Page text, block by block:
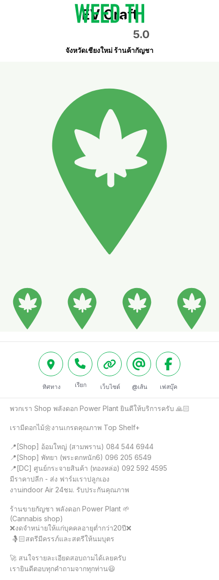
EV Craft
5.0
จังหวัดเชียงใหม่ ร้านค้ากัญชา
ทิศทาง เรียก เว็บไซต์ @เส้น เฟสบุ๊ค
พวกเรา Shop พลังดอก Power Plant ยินดีให้บริการครับ 🙏🏻
เรามีดอกไม้🌼งานเกรดคุณภาพ Top Shelf+
📍[Shop] อ้อมใหญ่ (สามพราน) 084 544 6944
📍[Shop] พัทยา (พระตกหนัก6) 096 205 6549
📍[DC] ศูนย์กระจายสินค้า (ทองหล่อ) 092 592 4595
มีราคาปลีก - ส่ง ฟาร์มเราปลูกเอง
งานindoor Air 24ชม. รับประกันคุณภาพ
ร้านขายกัญชา พลังดอก Power Plant 🌱
(Cannabis shop)
❌งดจำหน่ายให้แก่บุคคลอายุต่ำกว่า20ปี❌
🚀 สนใจรายละเอียดสอบถามได้เลยครับ